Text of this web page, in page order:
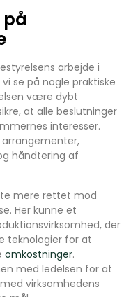
på
arbejde i
se på nogle praktiske
være dybt
at alle beslutninger
interesser.
håndtering af
mere rettet mod
Her kunne et
der
teknologier for at
omkostninger.
med ledelsen for at
virksomhedens